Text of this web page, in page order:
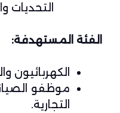
التحديات
الفئة المستهدفة:
الكهربائيون
موظفو
التجارية.